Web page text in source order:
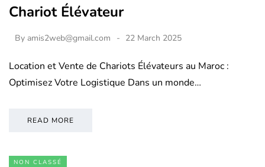
Chariot Élévateur
By amis2web@gmail.com 22 March 2025
Location et Vente de Chariots Élévateurs au Maroc :
Optimisez Votre Logistique Dans un monde…
READ MORE
NON CLASSÉ